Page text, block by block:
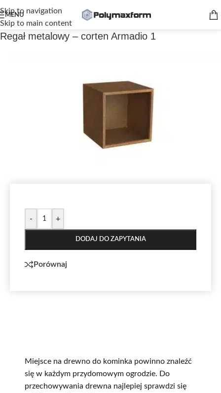
Skip to navigation
Skip to main content
MENU
Regał metalowy – corten Armadio 1
Miejsce na drewno do kominka powinno znaleźć
się w każdym przydomowym ogrodzie. Do
przechowywania drewna najlepiej sprawdzi się
- +
DODAJ DO ZAPYTANIA
Porównaj